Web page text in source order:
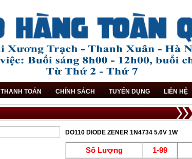
THANH TOÁN CHÍNH SÁCH TUYỂN DỤNG LIÊN HỆ
DO110 DIODE ZENER 1N4734 5.6V 1W
Số Lượng 1-99